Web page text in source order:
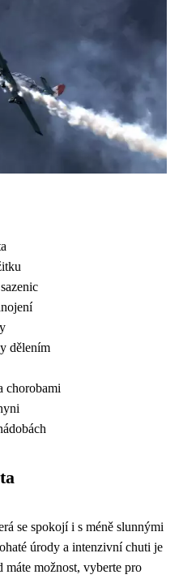
dělením
chorobami
se spokojí i s méně slunnými
úrody a intenzivní chuti je
možnost, vyberte pro